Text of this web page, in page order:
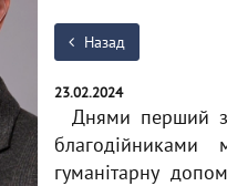
Назад
23.02.2024
Днями перший
благодійниками
гуманітарну